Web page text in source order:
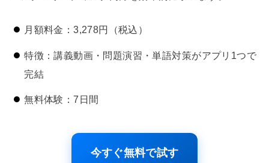
月額料金：3,278円（税込）
特徴：講義動画・問題演習・単語対策がアプリ1つで
完結
無料体験：7日間
今すぐ無料で試す